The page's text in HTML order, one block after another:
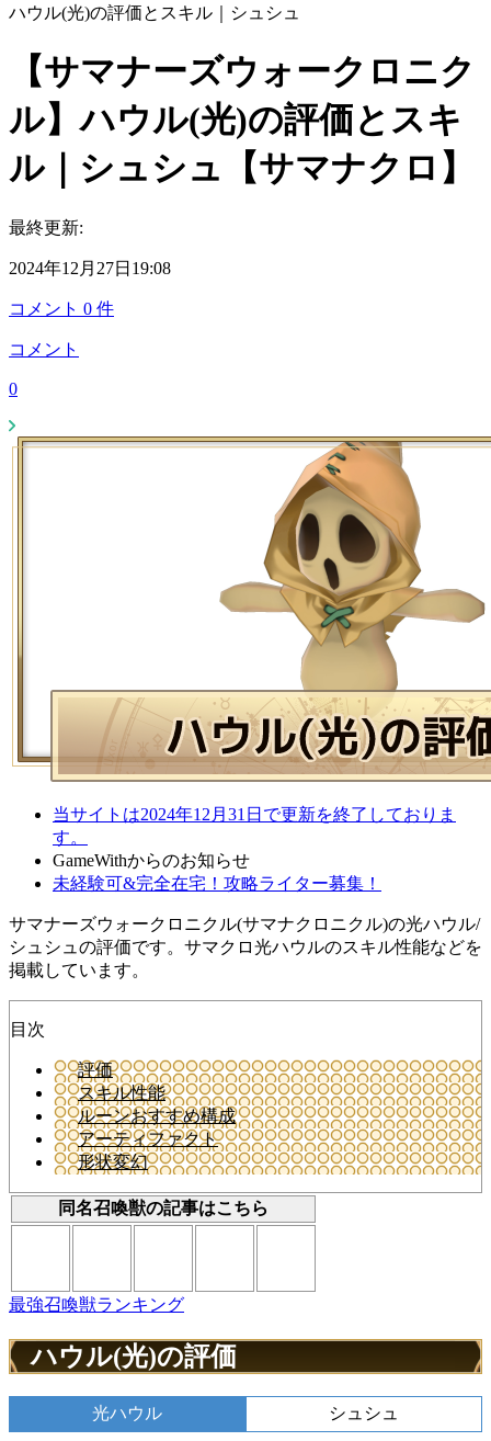
ハウル(光)の評価とスキル｜シュシュ
【サマナーズウォークロニク
ル】ハウル(光)の評価とスキ
ル｜シュシュ【サマナクロ】
最終更新:
2024年12月27日19:08
コメント 0 件
コメント
0
当サイトは2024年12月31日で更新を終了しておりま
す。
GameWithからのお知らせ
未経験可&完全在宅！攻略ライター募集！
サマナーズウォークロニクル(サマナクロニクル)の光ハウル/
シュシュの評価です。サマクロ光ハウルのスキル性能などを
掲載しています。
目次
評価
スキル性能
ルーンおすすめ構成
アーティファクト
形状変幻
同名召喚獣の記事はこちら
最強召喚獣ランキング
ハウル(光)の評価
光ハウル シュシュ